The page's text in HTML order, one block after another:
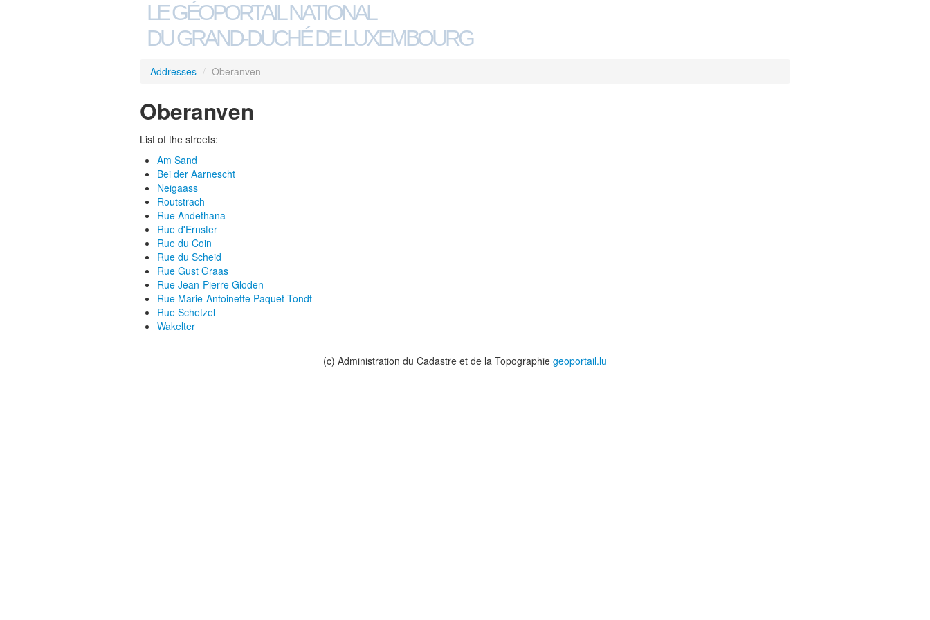
LE GÉOPORTAIL NATIONAL
DU GRAND-DUCHÉ DE LUXEMBOURG
Addresses / Oberanven
Oberanven
List of the streets:
Am Sand
Bei der Aarnescht
Neigaass
Routstrach
Rue Andethana
Rue d'Ernster
Rue du Coin
Rue du Scheid
Rue Gust Graas
Rue Jean-Pierre Gloden
Rue Marie-Antoinette Paquet-Tondt
Rue Schetzel
Wakelter
(c) Administration du Cadastre et de la Topographie geoportail.lu